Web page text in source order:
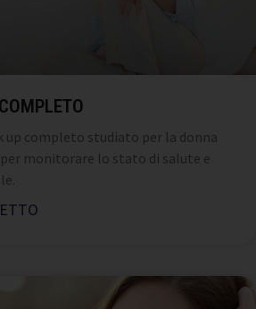
up completo studiato per la donna
monitorare lo stato di salute e